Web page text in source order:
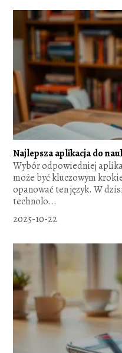
Najlepsza aplikacja do
Wybór odpowiedniej
może być kluczowym
opanować ten język. W
technolo...
2025-10-22